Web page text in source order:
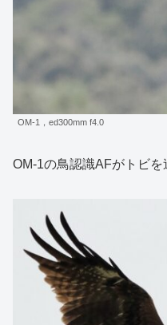
OM-1，ed300mm f4.0
OM-1の鳥認識AFがトビを